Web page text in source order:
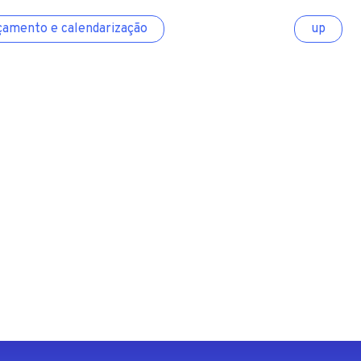
e calendarização up